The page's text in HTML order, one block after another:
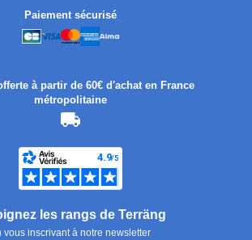
Paiement sécurisé
à partir de 60€ d'achat en France
métropolitaine
les rangs de Terräng
vous inscrivant à notre newsletter